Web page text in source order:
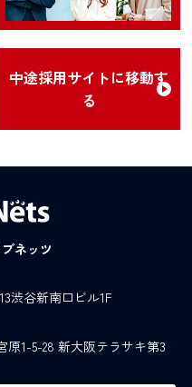
中途採用サイトに移動す
る
ネッツ
渋谷新南口ビル1F
原1-5-28 新大阪テラサキ第3